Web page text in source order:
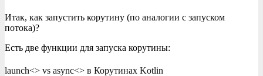
Итак, как запустить корутину (по аналогии с запуском
потока)?
Есть две функции для запуска корутины:
launch<> vs async<> в Корутинах Kotlin